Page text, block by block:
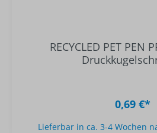
RECYCLED PET PEN
0,69 €*
Lieferbar in ca. 3-4 Wochen